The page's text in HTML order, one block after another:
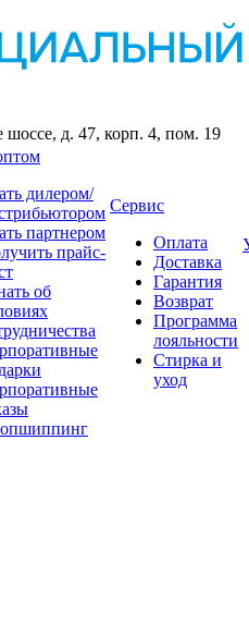
д. 47, корп. 4, пом. 19
дилером/
партнером
прайс-
об
Сервис
Оплата
Доставка
Гарантия
Возврат
Программа
лояльности
Стирка и
уход